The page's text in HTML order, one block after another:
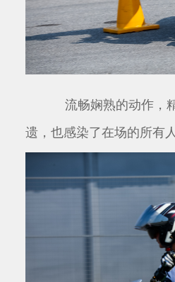
流畅娴熟的动作，
遗，也感染了在场的所有人